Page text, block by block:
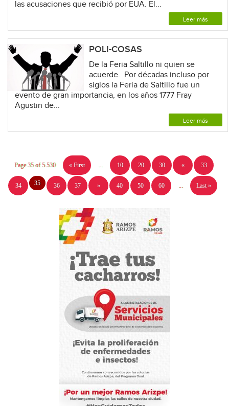
las acusaciones que recibió por EUA. El...
Leer más
POLI-COSAS
De la Feria Saltillo ni quien se
acuerde. Por décadas incluso por
siglos la Feria de Saltillo fue un
evento de gran importancia, en los años 1777 Fray
Agustin de...
Leer más
Page 35 of 5.530 « First 10 20 30 « 33
34 35 36 37 » 40 50 60 Last »